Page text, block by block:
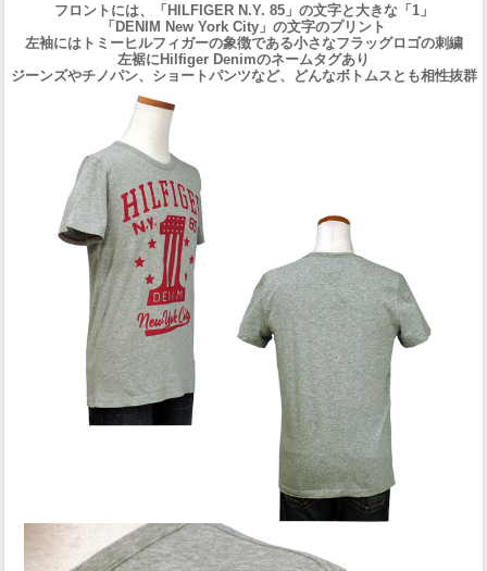
フロントには、「HILFIGER N.Y. 85」の文字と大きな「1」
「DENIM New York City」の文字のプリント
左袖にはトミーヒルフィガーの象徴である小さなフラッグロゴの刺繍
左裾にHilfiger Denimのネームタグあり
ジーンズやチノパン、ショートパンツなど、どんなボトムスとも相性抜群